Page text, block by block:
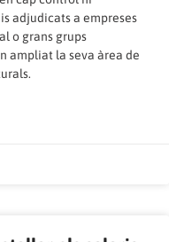
adjudicats a empreses
o grans grups
ampliat la seva àrea de